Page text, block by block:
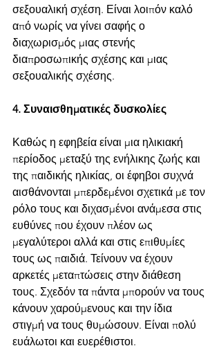
σεξουαλική σχέση. Είναι λοιπόν καλό
από νωρίς να γίνει σαφής ο
διαχωρισμός μιας στενής
διαπροσωπικής σχέσης και μιας
σεξουαλικής σχέσης.
4. Συναισθηματικές δυσκολίες
Καθώς η εφηβεία είναι μια ηλικιακή
περίοδος μεταξύ της ενήλικης ζωής και
της παιδικής ηλικίας, οι έφηβοι συχνά
αισθάνονται μπερδεμένοι σχετικά με τον
ρόλο τους και διχασμένοι ανάμεσα στις
ευθύνες που έχουν πλέον ως
μεγαλύτεροι αλλά και στις επιθυμίες
τους ως παιδιά. Τείνουν να έχουν
αρκετές μεταπτώσεις στην διάθεση
τους. Σχεδόν τα πάντα μπορούν να τους
κάνουν χαρούμενους και την ίδια
στιγμή να τους θυμώσουν. Είναι πολύ
ευάλωτοι και ευερέθιστοι.